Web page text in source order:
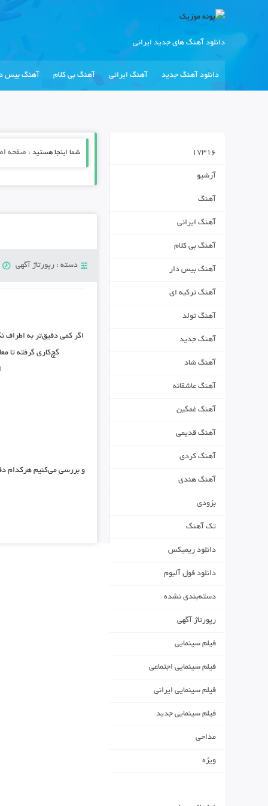
دانلود آهنگ های جدید ایرانی
دانلود آهنگ جدید آهنگ ایرانی آهنگ بی کلام آهنگ بیس
شما اینجا هستید : صفحه
دسته : رپورتاژ آگهی
اگر کمی دقیق‌تر به اطراف
گچ‌کاری گرفته تا
و بررسی می‌کنیم هرکدام
17316
آرشیو
آهنگ
آهنگ ایرانی
آهنگ بی کلام
آهنگ بیس دار
آهنگ ترکیه ای
آهنگ تولد
آهنگ جدید
آهنگ شاد
آهنگ عاشقانه
آهنگ غمگین
آهنگ قدیمی
آهنگ کردی
آهنگ هندی
بزودی
تک آهنگ
دانلود ریمیکس
دانلود فول آلبوم
دسته‌بندی نشده
رپورتاژ آگهی
فیلم سینمایی
فیلم سینمایی اجتماعی
فیلم سینمایی ایرانی
فیلم سینمایی جدید
مداحی
ویژه